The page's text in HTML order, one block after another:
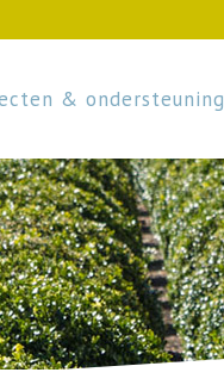
& ondersteuning